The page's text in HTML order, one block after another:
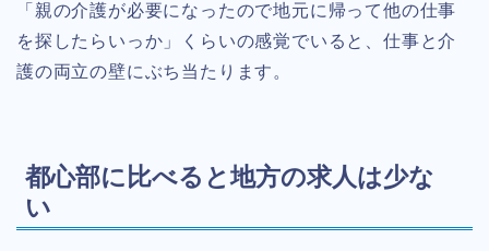
「親の介護が必要になったので地元に帰って他の仕事
を探したらいっか」くらいの感覚でいると、仕事と介
護の両立の壁にぶち当たります。
都心部に比べると地方の求人は少な
い